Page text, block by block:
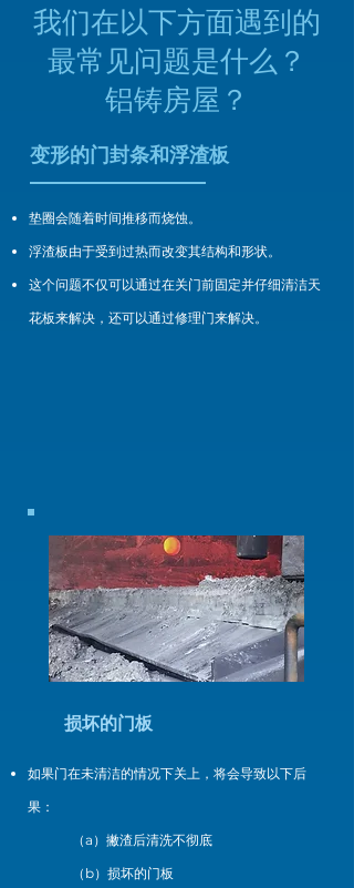
我们在以下方面遇到的
最常见问题是什么？
铝铸房屋？
变形的门封条和浮渣板
损坏的门板
如果门在未清洁的情况下关上，将会导致以下后
果：
（a）撇渣后清洗不彻底
（b）损坏的门板
垫圈会随着时间推移而烧蚀。
浮渣板由于受到过热而改变其结构和形状。
这个问题不仅可以通过在关门前固定并仔细清洁天
花板来解决，还可以通过修理门来解决。